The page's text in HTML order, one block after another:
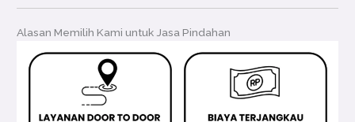
Alasan Memilih Kami untuk Jasa Pindahan